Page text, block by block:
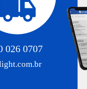
026 0707